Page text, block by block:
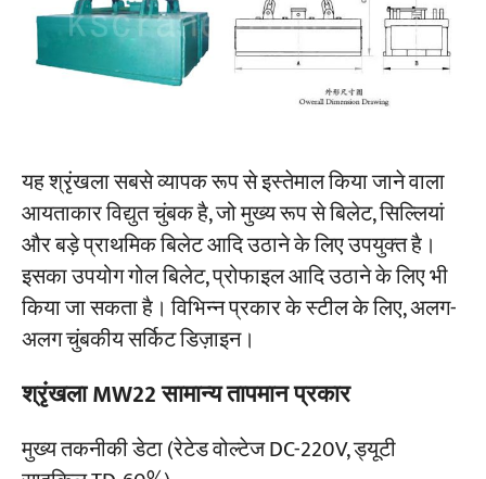
परियोजनाओं
संपर्क करेंयह श्रृंखला सबसे व्यापक रूप से इस्तेमाल किया जाने वाला
आयताकार विद्युत चुंबक है, जो मुख्य रूप से बिलेट, सिल्लियां
और बड़े प्राथमिक बिलेट आदि उठाने के लिए उपयुक्त है।
इसका उपयोग गोल बिलेट, प्रोफाइल आदि उठाने के लिए भी
किया जा सकता है। विभिन्न प्रकार के स्टील के लिए, अलग-
अलग चुंबकीय सर्किट डिज़ाइन।
श्रृंखला MW22 सामान्य तापमान प्रकार
मुख्य तकनीकी डेटा (रेटेड वोल्टेज DC-220V, ड्यूटी